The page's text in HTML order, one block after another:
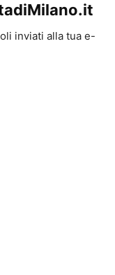
inviati alla tua e-